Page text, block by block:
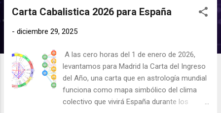
Carta Cabalistica 2026 para España
- diciembre 29, 2025
A las cero horas del 1 de enero de 2026,
levantamos para Madrid la Carta del Ingreso
del Año, una carta que en astrología mundial
funciona como mapa simbólico del clima
colectivo que vivirá España durante los